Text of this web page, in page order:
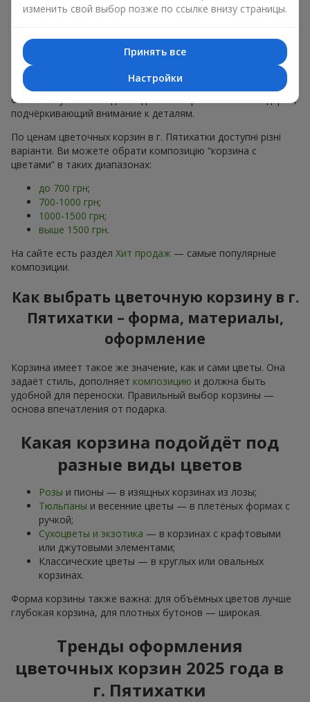
хризантемв строгих формах;
Минималистичные решения— натуральные формы,
акцент на цвет или текстуру.
Есть также
VIP-композиции— роскошные корзины для
особых случаев. Каждое изделие — оригинальный подарок,
подчёркивающий внимание к деталям.
По ценам цветочных корзин в г. Пятихатки доступні різні
варіанти. Ви можете обрати композицію “корзина с
цветами” в таких диапазонах:
до 700 грн;
700-1000 грн;
1000-1500 грн;
выше 1500 грн.
На сайте есть раздел Хит продаж — самые популярные
композиции.
Как выбрать цветочную корзину в г.
Пятихатки – форма, материалы,
оформление
Корзина имеет такое же значение, как и сами цветы. Она
задаёт стиль, дополняет композицию и должна быть
удобной для переноски. Правильный выбор корзины —
основа впечатления от подарка.
Какая корзина подойдёт под
разные виды цветов
Розы и пионы — в изящных корзинах из лозы;
Тюльпаны и весенние цветы — в плетёных формах с
ручкой;
Сухоцветы и экзотика — в корзинах с крафтовыми
или джутовыми элементами;
Классические цветы — в круглых или овальных
корзинах.
Форма корзины также важна: для объёмных цветов лучше
глубокая корзина, для плотных бутонов — широкая.
Тренды оформления
цветочных корзин 2025 года в
г. Пятихатки
изменить свой выбор позже по ссылке внизу страницы.
Принять все
Настройки